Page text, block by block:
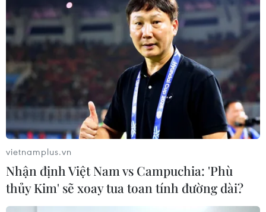
vietnamplus.vn
Nhận định Việt Nam vs Campuchia: 'Phù
thủy Kim' sẽ xoay tua toan tính đường dài?